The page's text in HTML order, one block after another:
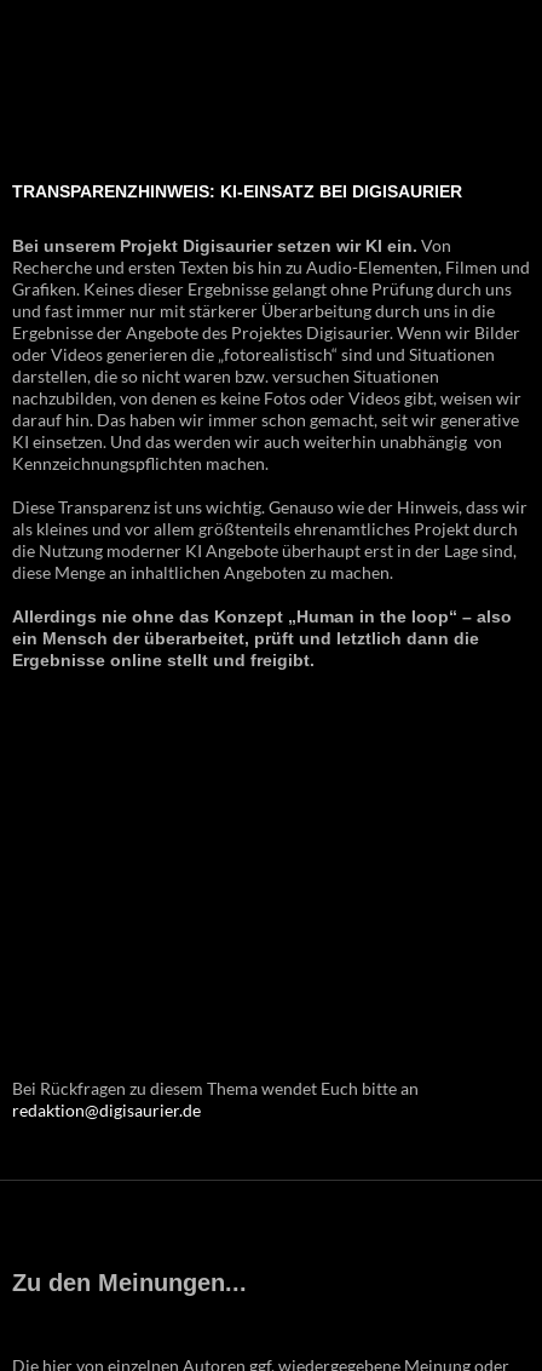
TRANSPARENZHINWEIS: KI-EINSATZ BEI DIGISAURIER
Bei unserem Projekt Digisaurier setzen wir KI ein. Von
Recherche und ersten Texten bis hin zu Audio-Elementen, Filmen und
Grafiken. Keines dieser Ergebnisse gelangt ohne Prüfung durch uns
und fast immer nur mit stärkerer Überarbeitung durch uns in die
Ergebnisse der Angebote des Projektes Digisaurier. Wenn wir Bilder
oder Videos generieren die „fotorealistisch“ sind und Situationen
darstellen, die so nicht waren bzw. versuchen Situationen
nachzubilden, von denen es keine Fotos oder Videos gibt, weisen wir
darauf hin. Das haben wir immer schon gemacht, seit wir generative
KI einsetzen. Und das werden wir auch weiterhin unabhängig von
Kennzeichnungspflichten machen.
Diese Transparenz ist uns wichtig. Genauso wie der Hinweis, dass wir
als kleines und vor allem größtenteils ehrenamtliches Projekt durch
die Nutzung moderner KI Angebote überhaupt erst in der Lage sind,
diese Menge an inhaltlichen Angeboten zu machen.
Allerdings nie ohne das Konzept „Human in the loop“ – also
ein Mensch der überarbeitet, prüft und letztlich dann die
Ergebnisse online stellt und freigibt.
Bei Rückfragen zu diesem Thema wendet Euch bitte an
redaktion@digisaurier.de
Zu den Meinungen...
Die hier von einzelnen Autoren ggf. wiedergegebene Meinung oder